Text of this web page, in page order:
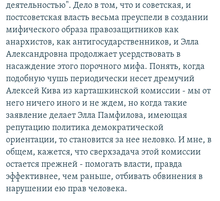
деятельностью". Дело в том, что и советская, и
постсоветская власть весьма преуспели в создании
мифического образа правозащитников как
анархистов, как антигосударственников, и Элла
Александровна продолжает усердствовать в
насаждение этого порочного мифа. Понять, когда
подобную чушь периодически несет дремучий
Алексей Кива из карташкинской комиссии - мы от
него ничего иного и не ждем, но когда такие
заявление делает Элла Памфилова, имеющая
репутацию политика демократической
ориентации, то становится за нее неловко. И мне, в
общем, кажется, что сверхзадача этой комиссии
остается прежней - помогать власти, правда
эффективнее, чем раньше, отбивать обвинения в
нарушении ею прав человека.